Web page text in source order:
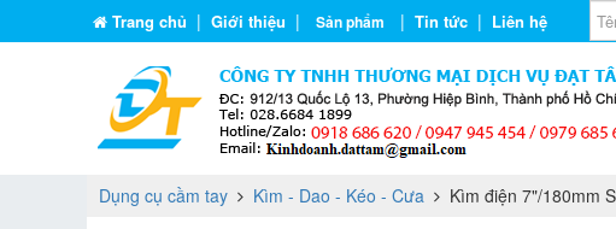
Trang chủ | Giới thiệu | Sản phẩm | Tin tức | Liên hệ
Dụng cụ cầm tay Kìm - Dao - Kéo - Cưa Kìm điện 7"/180mm